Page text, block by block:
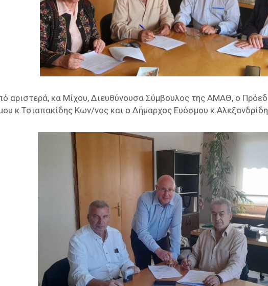
αριστερά, κα Μίχου, Διευθύνουσα Σύμβουλος της ΑΜΑΘ, ο
κ.Τσιαπακίδης Κων/νος και ο Δήμαρχος Ευόσμου